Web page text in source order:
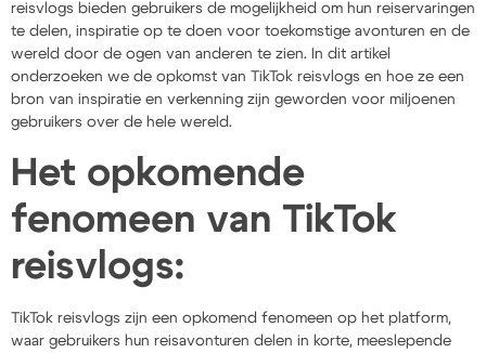
reisvlogs bieden gebruikers de mogelijkheid om hun reiservaringen
te delen, inspiratie op te doen voor toekomstige avonturen en de
wereld door de ogen van anderen te zien. In dit artikel
onderzoeken we de opkomst van TikTok reisvlogs en hoe ze een
bron van inspiratie en verkenning zijn geworden voor miljoenen
gebruikers over de hele wereld.
Het opkomende
fenomeen van TikTok
reisvlogs:
TikTok reisvlogs zijn een opkomend fenomeen op het platform,
waar gebruikers hun reisavonturen delen in korte, meeslepende